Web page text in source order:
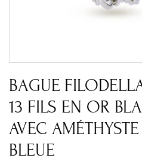
BAGUE
13 FILS EN OR
AVEC
BLEUE